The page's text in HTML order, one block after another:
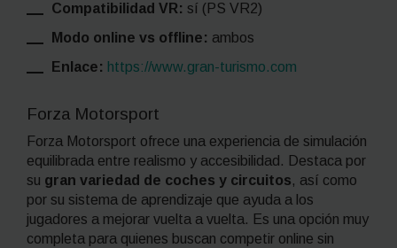
Compatibilidad VR: sí (PS VR2)
Modo online vs offline: ambos
Enlace: https://www.gran-turismo.com
Forza Motorsport
Forza Motorsport ofrece una experiencia de simulación
equilibrada entre realismo y accesibilidad. Destaca por
su gran variedad de coches y circuitos, así como
por su sistema de aprendizaje que ayuda a los
jugadores a mejorar vuelta a vuelta. Es una opción muy
completa para quienes buscan competir online sin